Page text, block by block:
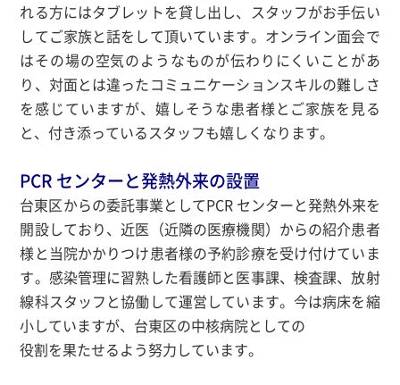
れる方にはタブレットを貸し出し、スタッフがお手伝い
してご家族と話をして頂いています。オンライン面会で
はその場の空気のようなものが伝わりにくいことがあ
り、対面とは違ったコミュニケーションスキルの難しさ
を感じていますが、嬉しそうな患者様とご家族を見る
と、付き添っているスタッフも嬉しくなります。
PCR センターと発熱外来の設置
台東区からの委託事業としてPCR センターと発熱外来を
開設しており、近医（近隣の医療機関）からの紹介患者
様と当院かかりつけ患者様の予約診療を受け付けていま
す。感染管理に習熟した看護師と医事課、検査課、放射
線科スタッフと協働して運営しています。今は病床を縮
小していますが、台東区の中核病院としての
役割を果たせるよう努力しています。